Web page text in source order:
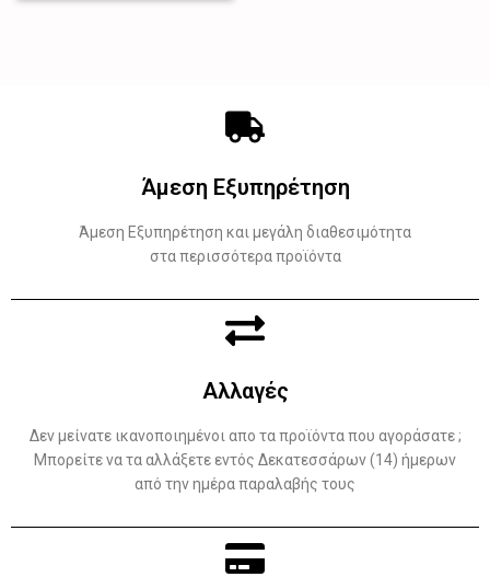
Άμεση Εξυπηρέτηση
Άμεση Εξυπηρέτηση και μεγάλη διαθεσιμότητα
στα περισσότερα προϊόντα
Αλλαγές
Δεν μείνατε ικανοποιημένοι απο τα προϊόντα που αγοράσατε ;
Μπορείτε να τα αλλάξετε εντός Δεκατεσσάρων (14) ήμερων
από την ημέρα παραλαβής τους